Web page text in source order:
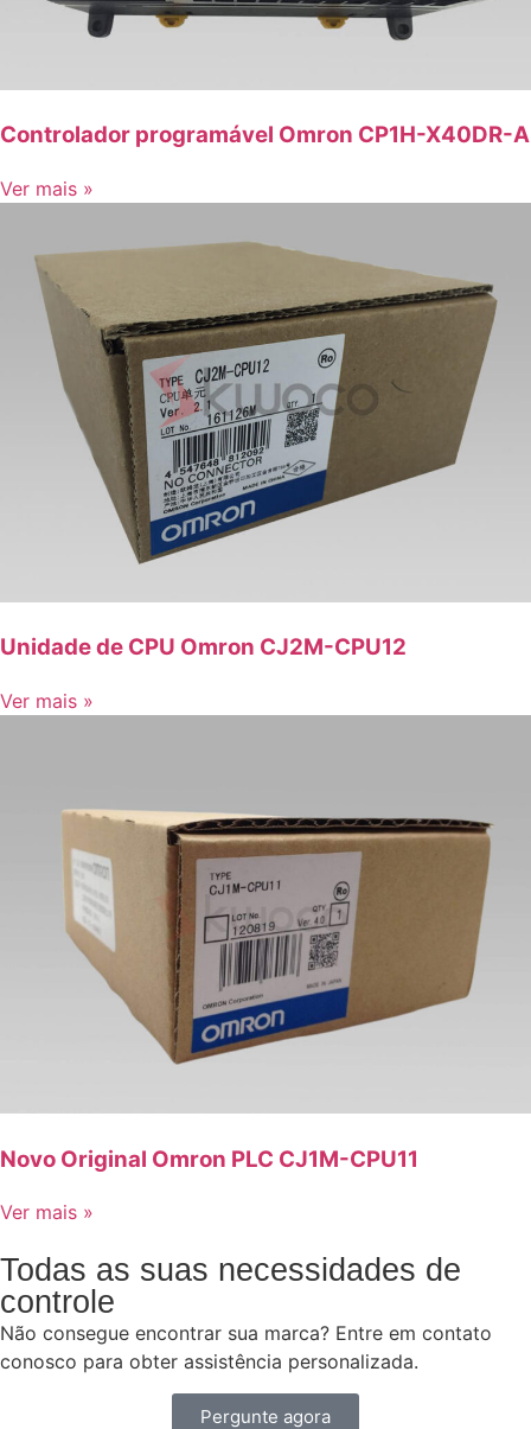
Controlador programável Omron CP1H-X40DR-A
Ver mais »
Unidade de CPU Omron CJ2M-CPU12
Ver mais »
Novo Original Omron PLC CJ1M-CPU11
Ver mais »
Todas as suas necessidades de
controle
Não consegue encontrar sua marca? Entre em contato
conosco para obter assistência personalizada.
Pergunte agora